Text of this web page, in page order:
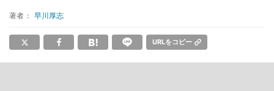
著者： 早川厚志
URLをコピー